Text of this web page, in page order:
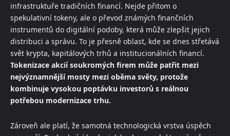
infrastruktuře tradičních financí. Nejde přitom o
spekulativní tokeny, ale o převod známých finančních
instrumentů do digitální podoby, která může zlepšit jejich
distribuci a správu. To je přesně oblast, kde se dnes střetává
svět krypta, kapitálových trhů a institucionálních financí.
Tokenizace akcií soukromých firem může patřit mezi
nejvýznamnější mosty mezi oběma světy, protože
kombinuje vysokou poptávku investorů s reálnou
potřebou modernizace trhu.
Zároveň ale platí, že samotná technologická vrstva úspěch